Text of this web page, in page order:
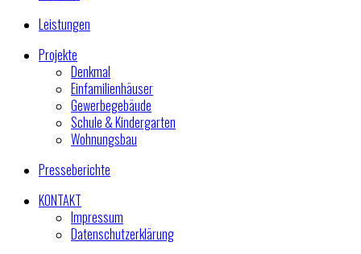
Leistungen
Projekte
Denkmal
Einfamilienhäuser
Gewerbegebäude
Schule & Kindergarten
Wohnungsbau
Presseberichte
KONTAKT
Impressum
Datenschutzerklärung